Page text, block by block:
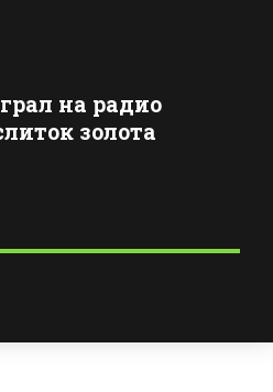
на радио
золота